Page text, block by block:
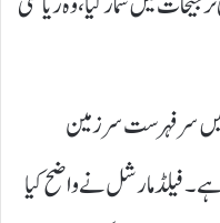
سرفہرست سرزمین
ہے۔ فیلڈ مارشل نے واضح کیا